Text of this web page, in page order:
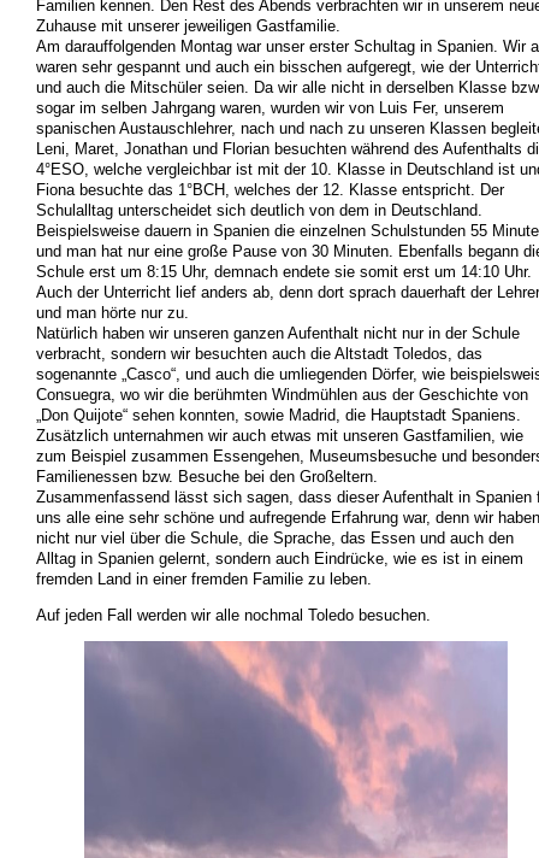
Familien kennen. Den Rest des Abends verbrachten wir in unserem
Zuhause mit unserer jeweiligen Gastfamilie.
Am darauffolgenden Montag war unser erster Schultag in Spanien. Wir
waren sehr gespannt und auch ein bisschen aufgeregt, wie der
und auch die Mitschüler seien. Da wir alle nicht in derselben Klasse
sogar im selben Jahrgang waren, wurden wir von Luis Fer, unserem
spanischen Austauschlehrer, nach und nach zu unseren Klassen
Leni, Maret, Jonathan und Florian besuchten während des Aufenthalts
4°ESO, welche vergleichbar ist mit der 10. Klasse in Deutschland ist
Fiona besuchte das 1°BCH, welches der 12. Klasse entspricht. Der
Schulalltag unterscheidet sich deutlich von dem in Deutschland.
Beispielsweise dauern in Spanien die einzelnen Schulstunden 55
und man hat nur eine große Pause von 30 Minuten. Ebenfalls begann
Schule erst um 8:15 Uhr, demnach endete sie somit erst um 14:10 Uhr.
Auch der Unterricht lief anders ab, denn dort sprach dauerhaft der Lehrer
und man hörte nur zu.
Natürlich haben wir unseren ganzen Aufenthalt nicht nur in der Schule
verbracht, sondern wir besuchten auch die Altstadt Toledos, das
sogenannte „Casco“, und auch die umliegenden Dörfer, wie
Consuegra, wo wir die berühmten Windmühlen aus der Geschichte von
„Don Quijote“ sehen konnten, sowie Madrid, die Hauptstadt Spaniens.
Zusätzlich unternahmen wir auch etwas mit unseren Gastfamilien, wie
zum Beispiel zusammen Essengehen, Museumsbesuche und
Familienessen bzw. Besuche bei den Großeltern.
Zusammenfassend lässt sich sagen, dass dieser Aufenthalt in Spanien
uns alle eine sehr schöne und aufregende Erfahrung war, denn wir haben
nicht nur viel über die Schule, die Sprache, das Essen und auch den
Alltag in Spanien gelernt, sondern auch Eindrücke, wie es ist in einem
fremden Land in einer fremden Familie zu leben.
Auf jeden Fall werden wir alle nochmal Toledo besuchen.